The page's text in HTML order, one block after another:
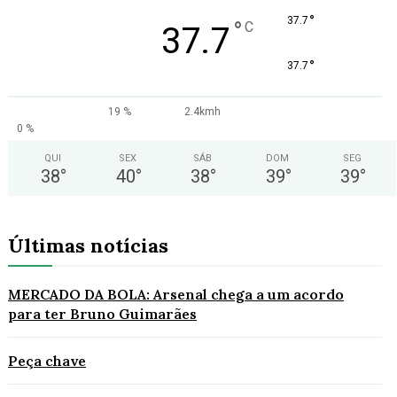
37.7 ° C 37.7 °
37.7 °
19 %
2.4kmh
0 %
QUI
38°
SEX
40°
SÁB
38°
DOM
39°
SEG
39°
Últimas notícias
MERCADO DA BOLA: Arsenal chega a um acordo
para ter Bruno Guimarães
Peça chave